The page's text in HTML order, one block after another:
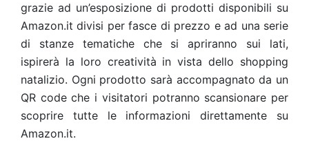
grazie ad un’esposizione di prodotti disponibili su
Amazon.it divisi per fasce di prezzo e ad una serie
di stanze tematiche che si apriranno sui lati,
ispirerà la loro creatività in vista dello shopping
natalizio. Ogni prodotto sarà accompagnato da un
QR code che i visitatori potranno scansionare per
scoprire tutte le informazioni direttamente su
Amazon.it.